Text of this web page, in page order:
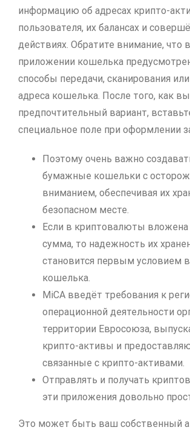
информацию об адресах крипто-
пользователя, их балансах и
действиях. Обратите внимание, что
приложении кошелька
способы передачи, сканирования
адреса кошелька. После того, как
предпочтительный вариант,
специальное поле при оформлении
Поэтому очень важно
бумажные кошельки с
вниманием, обеспечивая их
безопасном месте.
Если в криптовалюты
сумма, то надежность их
становится первым условием
кошелька.
MiCA введёт требования к
операционной деятельности
территории Евросоюза,
крипто-активы и
связанные с крипто-активами.
Отправлять и получать
эти приложения довольно
Это может быть ваш собственный